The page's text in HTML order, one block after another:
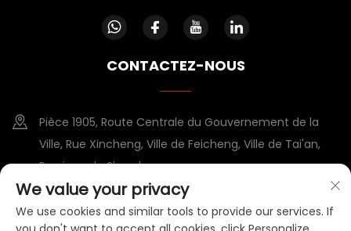
CONTACTEZ-NOUS
Pièce 1905, Route Centrale du Gouvernement de la
Ville, Rue Xincheng, Ville de Feicheng, Ville de Tai'an,
Province du Shandong
+86-15953807388
We value your privacy
We use cookies and similar tools to provide our services. If